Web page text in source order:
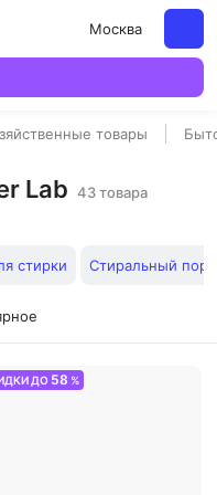
Москва
товары
Lab 43 товара
стирки Стиральный
ДО 58 %